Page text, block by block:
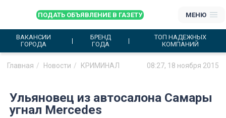
ПОДАТЬ ОБЪЯВЛЕНИЕ В ГАЗЕТУ МЕНЮ
ВАКАНСИИ
ГОРОДА
БРЕНД
ГОДА
ТОП НАДЕЖНЫХ
КОМПАНИЙ
Главная Новости КРИМИНАЛ 08:27, 18 ноября 2015
Ульяновец из автосалона Самары
угнал Mercedes